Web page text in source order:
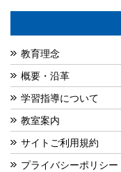
教育理念
概要・沿革
学習指導について
教室案内
サイトご利用規約
プライバシーポリシー